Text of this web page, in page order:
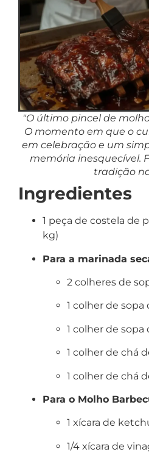
"O último pincel de
O momento em que o
em celebração e um
memória inesquecível.
tradição
Ingredientes
1 peça de costela de
kg)
Para a marinada
2 colheres de
1 colher de sopa
1 colher de sopa
1 colher de chá
1 colher de chá
Para o Molho
1 xícara de
1/4 xícara de